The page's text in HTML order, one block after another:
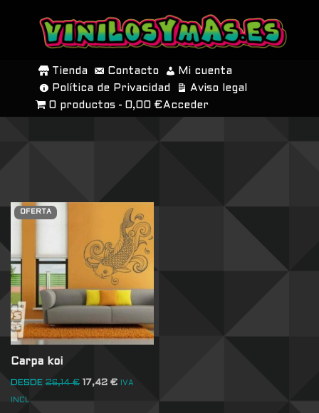
SALTAR
CONTENIDO
Tienda Contacto
Mi cuenta
Política de Privacidad
Aviso legal
0 productos
0,00 € Acceder
OFERTA
Carpa koi
DESDE 26,14€ 17,42 € IVA
INCL